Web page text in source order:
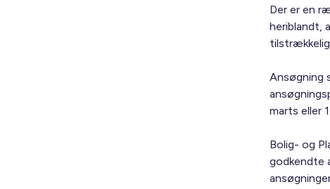
Der er en
heriblandt,
Ansøgning
marts eller
Bolig- og
godkendte